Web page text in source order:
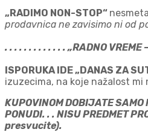
„RADIMO NON-STOP“
prodavnica ne zavisimo ni od
. . . . . . . . . . . . . „RADNO VREME
ISPORUKA IDE „DANAS ZA
izuzecima, na koje nažalost
KUPOVINOM DOBIJATE SAMO
PONUDI. . . NISU PREDMET
presvucite).